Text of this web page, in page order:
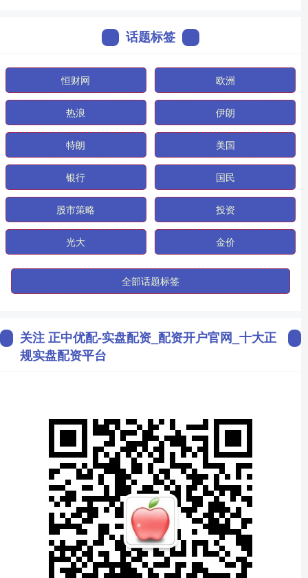
话题标签
恒财网 欧洲
热浪 伊朗
特朗 美国
银行 国民
股市策略 投资
光大 金价
全部话题标签
关注 正中优配-实盘配资_配资开户官网_十大正
规实盘配资平台